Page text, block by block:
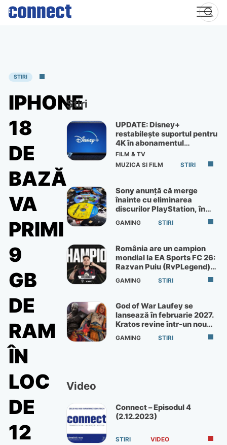
Skip
STIRI
IPHONE
18
DE
BAZĂ
VA
PRIMI
9
GB
DE
RAM
ÎN
LOC
DE
12
Știri
UPDATE: Disney+
restabilește suportul pentru
4K în abonamentul
Premium
FILM & TV
MUZICA SI FILM
STIRI
Sony anunță că merge
înainte cu eliminarea
discurilor PlayStation, în
ciuda protestelor
GAMING STIRI
România are un campion
mondial la EA Sports FC 26:
Razvan Puiu (RvPLegend)
câștigă turneul de la Paris
GAMING STIRI
God of War Laufey se
lansează în februarie 2027.
Kratos revine într-un nou
God of War
GAMING STIRI
Video
Connect – Episodul 4
(2.12.2023)
STIRI VIDEO